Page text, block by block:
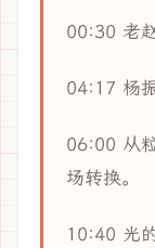
00:30 老
04:17 杨
06:00 从
场转换。
10:40 光